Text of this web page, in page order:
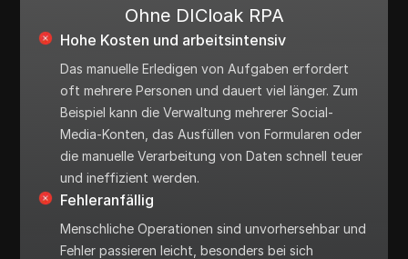
Ohne DICloak RPA
Hohe Kosten und arbeitsintensiv
Das manuelle Erledigen von Aufgaben erfordert
oft mehrere Personen und dauert viel länger. Zum
Beispiel kann die Verwaltung mehrerer Social-
Media-Konten, das Ausfüllen von Formularen oder
die manuelle Verarbeitung von Daten schnell teuer
und ineffizient werden.
Fehleranfällig
Menschliche Operationen sind unvorhersehbar und
Fehler passieren leicht, besonders bei sich